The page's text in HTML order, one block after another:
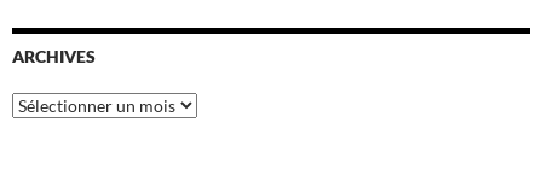
ARCHIVES
Archives